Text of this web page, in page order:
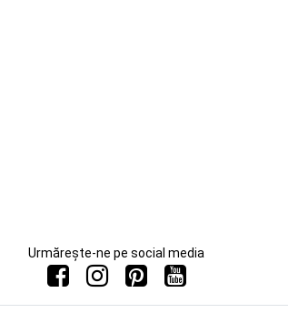
Urmărește-ne pe social media